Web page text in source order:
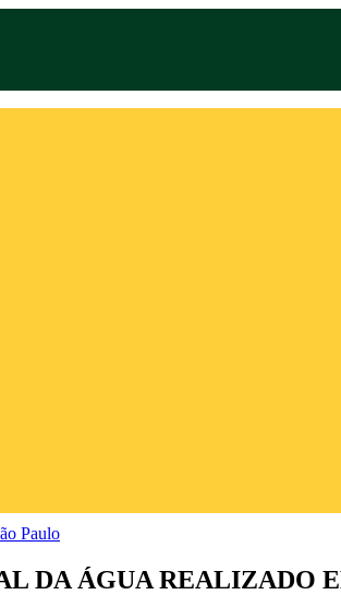
Paulo
DA ÁGUA REALIZADO